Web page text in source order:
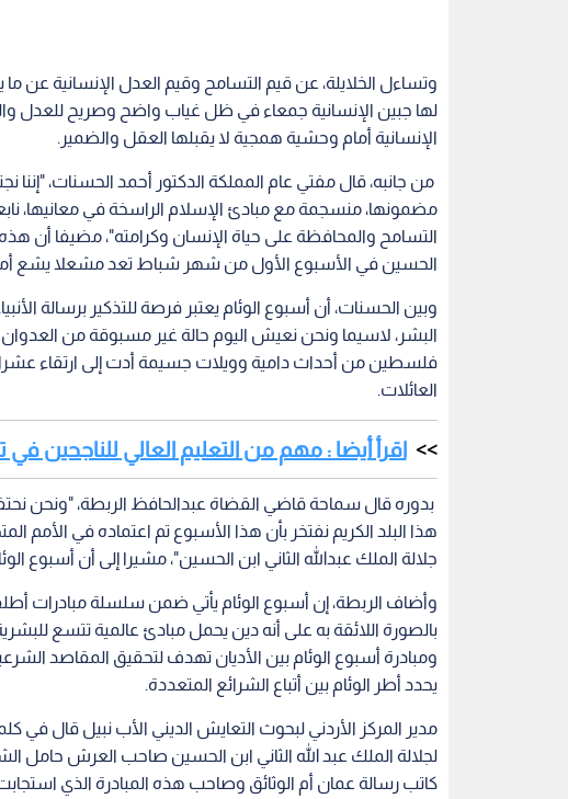
وتساءل الخلايلة، عن قيم التسامح وقيم العدل الإنسانية
لها جبين الإنسانية جمعاء في ظل غياب واضح وصريح للعدل
الإنسانية أمام وحشية همجية لا يقبلها العقل والضمير.
من جانبه، قال مفتي عام المملكة الدكتور أحمد الحسنات، "إننا
مضمونها، منسجمة مع مبادئ الإسلام الراسخة في معانيها،
التسامح والمحافظة على حياة الإنسان وكرامته"، مضيفا أن هذه
الحسين في الأسبوع الأول من شهر شباط تعد مشعلا يشع
وبين الحسنات، أن أسبوع الوئام يعتبر فرصة للتذكير برسالة
البشر، لاسيما ونحن نعيش اليوم حالة غير مسبوقة من
فلسطين من أحداث دامية وويلات جسيمة أدت إلى ارتقاء
العائلات.
اقرأ أيضا : مهم من التعليم العالي للناجحين في
بدوره قال سماحة قاضي القضاة عبدالحافظ الربطة، "ونحن
جلالة الملك عبدالله الثاني ابن الحسين"، مشيرا إلى أن أسبوع
وأضاف الربطة، إن أسبوع الوئام يأتي ضمن سلسلة مبادرات
بالصورة اللائقة به على أنه دين يحمل مبادئ عالمية تتسع
ومبادرة أسبوع الوئام بين الأديان تهدف لتحقيق المقاصد
يحدد أطر الوئام بين أتباع الشرائع المتعددة.
مدير المركز الأردني لبحوث التعايش الديني الأب نبيل قال في
لجلالة الملك عبد الله الثاني ابن الحسين صاحب العرش حامل
كاتب رسالة عمان أم الوثائق وصاحب هذه المبادرة الذي